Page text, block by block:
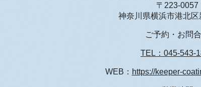
〒223-0057
神奈川県横浜市港北
ご予約・お問
TEL：045-543-
WEB： https://keeper-